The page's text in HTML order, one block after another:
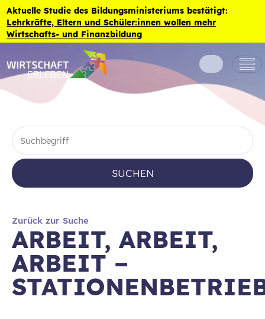
Zum Inhalt der Seite springen
Aktuelle Studie des Bildungsministeriums bestätigt:
Lehrkräfte, Eltern und Schüler:innen wollen mehr
Wirtschafts- und Finanzbildung
SUCHEN
Zurück zur Suche
ARBEIT, ARBEIT,
ARBEIT –